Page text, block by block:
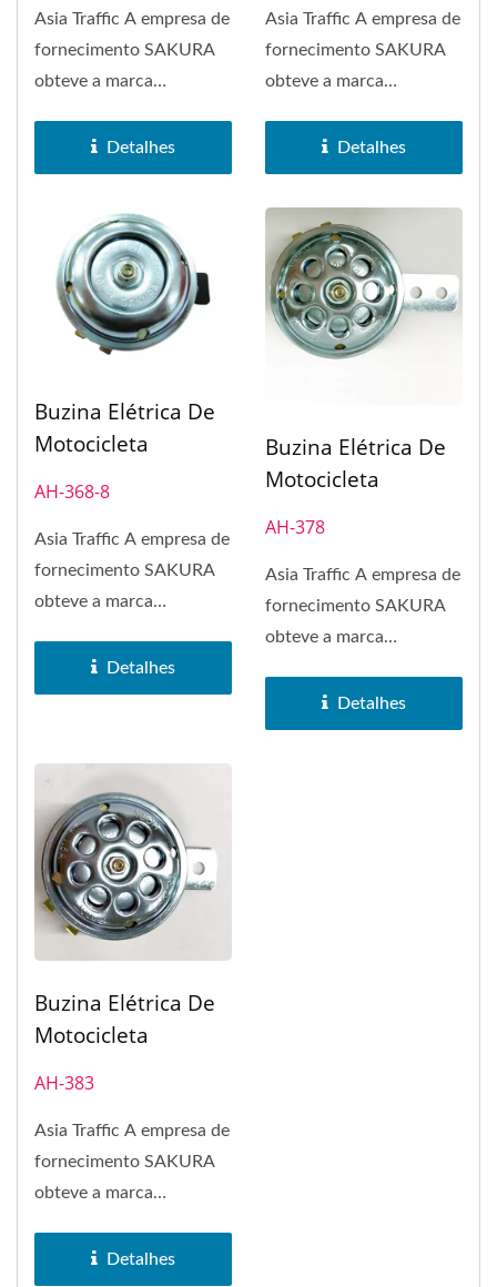
Asia Traffic A empresa de
fornecimento SAKURA
obteve a marca
SAKURA em 1972....
Detalhes
Asia Traffic A empresa de
fornecimento SAKURA
obteve a marca
SAKURA em 1972....
Detalhes
Buzina Elétrica De
Motocicleta
AH-368-8
Asia Traffic A empresa de
fornecimento SAKURA
obteve a marca
SAKURA em 1972....
Detalhes
Buzina Elétrica De
Motocicleta
AH-378
Asia Traffic A empresa de
fornecimento SAKURA
obteve a marca
SAKURA em 1972....
Detalhes
Buzina Elétrica De
Motocicleta
AH-383
Asia Traffic A empresa de
fornecimento SAKURA
obteve a marca
SAKURA em 1972....
Detalhes